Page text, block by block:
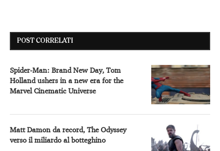
POST CORRELATI
Spider-Man: Brand New Day, Tom
Holland ushers in a new era for the
Marvel Cinematic Universe
Matt Damon da record, The Odyssey
verso il miliardo al botteghino